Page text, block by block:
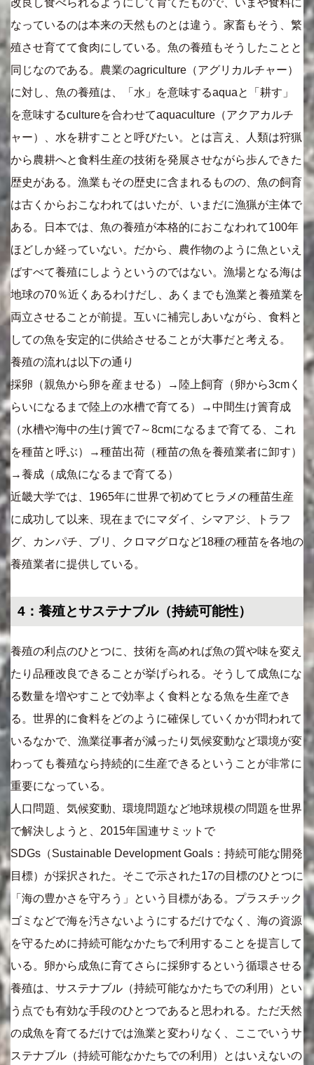
改良し食べられるようにして育てたもので、いまや食料に
なっているのは本来の天然ものとは違う。家畜もそう、繁
殖させ育てて食肉にしている。魚の養殖もそうしたことと
同じなのである。農業のagriculture（アグリカルチャー）
に対し、魚の養殖は、「水」を意味するaquaと「耕す」
を意味するcultureを合わせてaquaculture（アクアカルチ
ャー）、水を耕すことと呼びたい。とは言え、人類は狩猟
から農耕へと食料生産の技術を発展させながら歩んできた
歴史がある。漁業もその歴史に含まれるものの、魚の飼育
は古くからおこなわれてはいたが、いまだに漁猟が主体で
ある。日本では、魚の養殖が本格的におこなわれて100年
ほどしか経っていない。だから、農作物のように魚といえ
ばすべて養殖にしようというのではない。漁場となる海は
地球の70％近くあるわけだし、あくまでも漁業と養殖業を
両立させることが前提。互いに補完しあいながら、食料と
しての魚を安定的に供給させることが大事だと考える。
養殖の流れは以下の通り
採卵（親魚から卵を産ませる）→陸上飼育（卵から3cmく
らいになるまで陸上の水槽で育てる）→中間生け簀育成
（水槽や海中の生け簀で7～8cmになるまで育てる、これ
を種苗と呼ぶ）→種苗出荷（種苗の魚を養殖業者に卸す）
→養成（成魚になるまで育てる）
近畿大学では、1965年に世界で初めてヒラメの種苗生産
に成功して以来、現在までにマダイ、シマアジ、トラフ
グ、カンパチ、ブリ、クロマグロなど18種の種苗を各地の
養殖業者に提供している。
4：養殖とサステナブル（持続可能性）
養殖の利点のひとつに、技術を高めれば魚の質や味を変え
たり品種改良できることが挙げられる。そうして成魚にな
る数量を増やすことで効率よく食料となる魚を生産でき
る。世界的に食料をどのように確保していくかが問われて
いるなかで、漁業従事者が減ったり気候変動など環境が変
わっても養殖なら持続的に生産できるということが非常に
重要になっている。
人口問題、気候変動、環境問題など地球規模の問題を世界
で解決しようと、2015年国連サミットで
SDGs（Sustainable Development Goals：持続可能な開発
目標）が採択された。そこで示された17の目標のひとつに
「海の豊かさを守ろう」という目標がある。プラスチック
ゴミなどで海を汚さないようにするだけでなく、海の資源
を守るために持続可能なかたちで利用することを提言して
いる。卵から成魚に育てさらに採卵するという循環させる
養殖は、サステナブル（持続可能なかたちでの利用）とい
う点でも有効な手段のひとつであると思われる。ただ天然
の成魚を育てるだけでは漁業と変わりなく、ここでいうサ
ステナブル（持続可能なかたちでの利用）とはいえないの